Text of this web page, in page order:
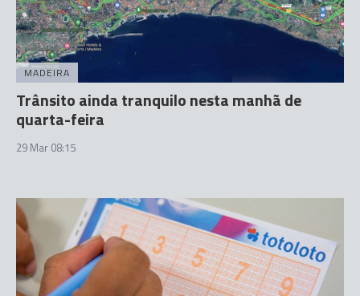
MADEIRA
Trânsito ainda tranquilo nesta manhã de
quarta-feira
29 Mar 08:15